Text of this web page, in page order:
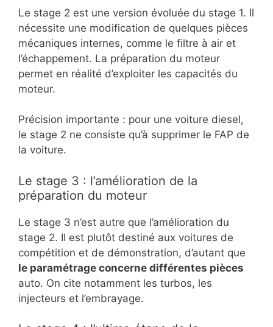
Le stage 2 est une version évoluée du stage 1. Il
nécessite une modification de quelques pièces
mécaniques internes, comme le filtre à air et
l’échappement. La préparation du moteur
permet en réalité d’exploiter les capacités du
moteur.
Précision importante : pour une voiture diesel,
le stage 2 ne consiste qu’à supprimer le FAP de
la voiture.
Le stage 3 : l’amélioration de la
préparation du moteur
Le stage 3 n’est autre que l’amélioration du
stage 2. Il est plutôt destiné aux voitures de
compétition et de démonstration, d’autant que
le paramétrage concerne différentes pièces
auto. On cite notamment les turbos, les
injecteurs et l’embrayage.